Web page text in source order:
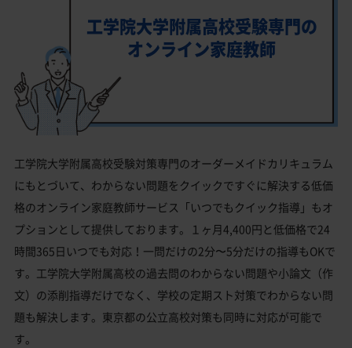
工学院大学附属高校受験専門の
オンライン家庭教師
工学院大学附属高校受験対策専門のオーダーメイドカリキュラム
にもとづいて、わからない問題をクイックですぐに解決する低価
格のオンライン家庭教師サービス「いつでもクイック指導」もオ
プションとして提供しております。１ヶ月4,400円と低価格で24
時間365日いつでも対応！一問だけの2分〜5分だけの指導もOKで
す。工学院大学附属高校の過去問のわからない問題や小論文（作
文）の添削指導だけでなく、学校の定期スト対策でわからない問
題も解決します。東京都の公立高校対策も同時に対応が可能で
す。